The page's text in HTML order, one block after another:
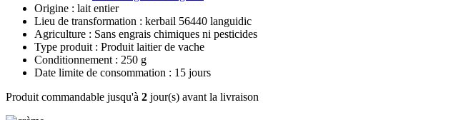
Origine : lait entier
Lieu de transformation : kerbail 56440 languidic
Agriculture : Sans engrais chimiques ni pesticides
Type produit : Produit laitier de vache
Conditionnement : 250 g
Date limite de consommation : 15 jours
Produit commandable jusqu'à 2 jour(s) avant la livraison